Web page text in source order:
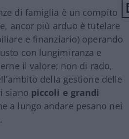
di famiglia è un compito
ancor più arduo è tutelare
e finanziario) operando
con lungimiranza e
il valore; non di rado,
della gestione delle
siano piccoli e grandi
a lungo andare pesano nei